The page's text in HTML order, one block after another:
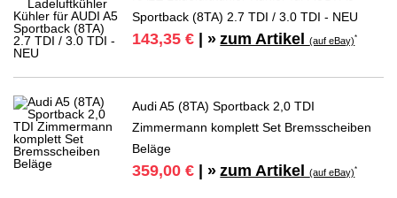
Sportback (8TA) 2.7 TDI / 3.0 TDI - NEU
143,35 € | » zum Artikel(auf eBay)*
Audi A5 (8TA) Sportback 2,0 TDI
Zimmermann komplett Set Bremsscheiben
Beläge
359,00 € | » zum Artikel(auf eBay)*